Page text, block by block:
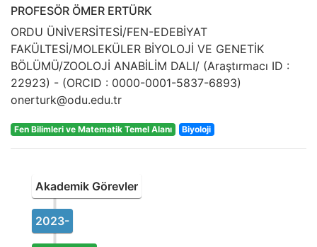
PROFESÖR ÖMER ERTÜRK
ORDU ÜNİVERSİTESİ/FEN-EDEBİYAT
FAKÜLTESİ/MOLEKÜLER BİYOLOJİ VE GENETİK
BÖLÜMÜ/ZOOLOJİ ANABİLİM DALI/ (Araştırmacı ID :
22923) - (ORCID : 0000-0001-5837-6893)
onerturk@odu.edu.tr
Fen Bilimleri ve Matematik Temel Alanı Biyoloji
Akademik Görevler
2023-